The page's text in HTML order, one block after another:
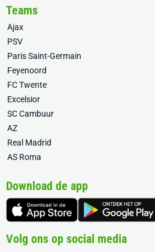
Teams
Ajax
PSV
Paris Saint-Germain
Feyenoord
FC Twente
Excelsior
SC Cambuur
AZ
Real Madrid
AS Roma
Download de app
Volg ons op social media